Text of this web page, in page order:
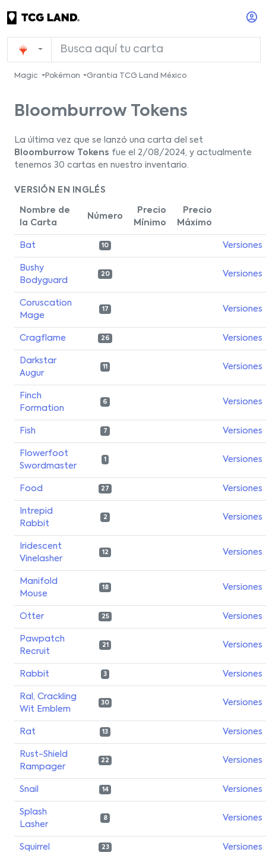
Magic Pokémon Grantia TCG Land México
Bloomburrow Tokens
La última vez que se lanzó una carta del set
Bloomburrow Tokens fue el 2/08/2024, y actualmente
tenemos 30 cartas en nuestro inventario.
VERSIÓN EN INGLÉS
Nombre de
la Carta
Número
Precio
Mínimo
Precio
Máximo
Bat 10 Versiones
Bushy
Bodyguard
20 Versiones
Coruscation
Mage
17 Versiones
Cragflame 26 Versiones
Darkstar
Augur
11 Versiones
Finch
Formation
6 Versiones
Fish 7 Versiones
Flowerfoot
Swordmaster
1 Versiones
Food 27 Versiones
Intrepid
Rabbit
2 Versiones
Iridescent
Vinelasher
12 Versiones
Manifold
Mouse
18 Versiones
Otter 25 Versiones
Pawpatch
Recruit
21 Versiones
Rabbit 3 Versiones
Ral, Crackling
Wit Emblem
30 Versiones
Rat 13 Versiones
Rust-Shield
Rampager
22 Versiones
Snail 14 Versiones
Splash
Lasher
8 Versiones
Squirrel 23 Versiones